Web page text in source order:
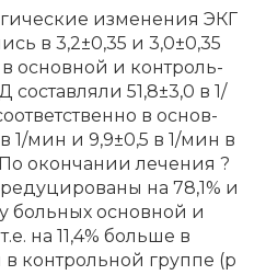
из­ме­не­ния ЭКГ
в 3,2±0,35 и 3,0±0,35
в основ­ной и кон­троль­
51,8±3,0 в 1/
в основ­
1/мин и 9,9±0,5 в 1/мин в
окон­ча­нии ле­че­ния ?
на 78,1% и
у боль­ных основ­ной и
на 11,4% боль­ше в
кон­троль­ной груп­пе (p